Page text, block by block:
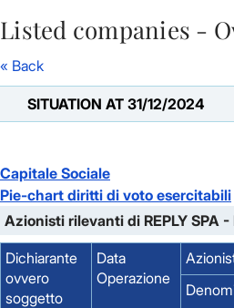
Skip to Main Content
Listed companies -
« Back
SITUATION AT 31/12/2024
Capitale Sociale
Pie-chart diritti di voto esercitabili
Azionisti rilevanti di REPLY SPA
Dichiarante
ovvero
soggetto
Data
Operazione